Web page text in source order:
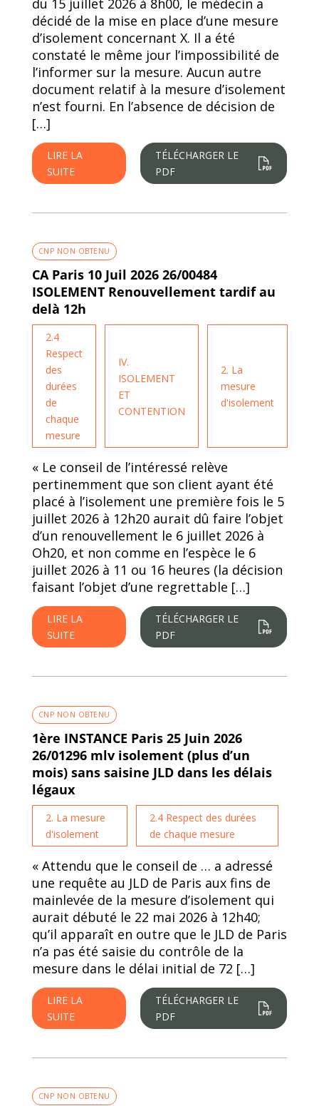
du 15 juillet 2026 à 8h00, le médecin a
décidé de la mise en place d’une mesure
d’isolement concernant X. Il a été
constaté le même jour l’impossibilité de
l’informer sur la mesure. Aucun autre
document relatif à la mesure d’isolement
n’est fourni. En l’absence de décision de
[…]
LIRE LA
SUITE
TÉLÉCHARGER LE
PDF
CNP NON OBTENU
CA Paris 10 Juil 2026 26/00484
ISOLEMENT Renouvellement tardif au
delà 12h
2.4
Respect
des
durées
de
chaque
mesure
IV.
ISOLEMENT
ET
CONTENTION
2. La
mesure
d'isolement
« Le conseil de l’intéressé relève
pertinemment que son client ayant été
placé à l’isolement une première fois le 5
juillet 2026 à 12h20 aurait dû faire l’objet
d’un renouvellement le 6 juillet 2026 à
Oh20, et non comme en l’espèce le 6
juillet 2026 à 11 ou 16 heures (la décision
faisant l’objet d’une regrettable […]
LIRE LA
SUITE
TÉLÉCHARGER LE
PDF
CNP NON OBTENU
1ère INSTANCE Paris 25 Juin 2026
26/01296 mlv isolement (plus d’un
mois) sans saisine JLD dans les délais
légaux
2. La mesure
d'isolement
2.4 Respect des durées
de chaque mesure
« Attendu que le conseil de … a adressé
une requête au JLD de Paris aux fins de
mainlevée de la mesure d’isolement qui
aurait débuté le 22 mai 2026 à 12h40;
qu’il apparaît en outre que le JLD de Paris
n’a pas été saisie du contrôle de la
mesure dans le délai initial de 72 […]
LIRE LA
SUITE
TÉLÉCHARGER LE
PDF
CNP NON OBTENU